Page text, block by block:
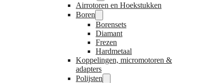
Airrotoren en Hoekstukken
Boren
Borensets
Diamant
Frezen
Hardmetaal
Koppelingen, micromotoren &
adapters
Polijsten